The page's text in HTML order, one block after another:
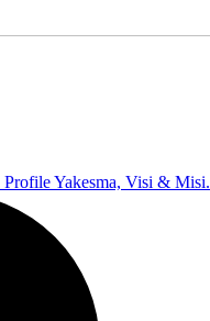
Profile Yakesma, Visi & Misi.